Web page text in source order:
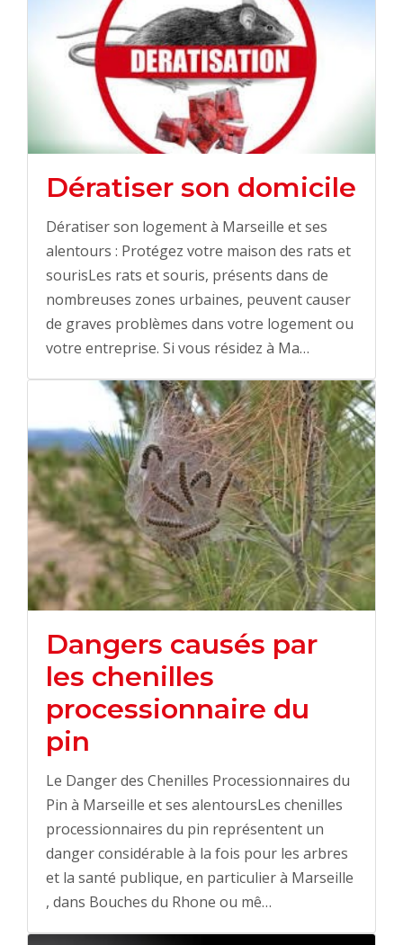
Dératiser son domicile
Dératiser son logement à Marseille et ses
alentours : Protégez votre maison des rats et
sourisLes rats et souris, présents dans de
nombreuses zones urbaines, peuvent causer
de graves problèmes dans votre logement ou
votre entreprise. Si vous résidez à Ma…
Dangers causés par
les chenilles
processionnaire du
pin
Le Danger des Chenilles Processionnaires du
Pin à Marseille et ses alentoursLes chenilles
processionnaires du pin représentent un
danger considérable à la fois pour les arbres
et la santé publique, en particulier à Marseille
, dans Bouches du Rhone ou mê…